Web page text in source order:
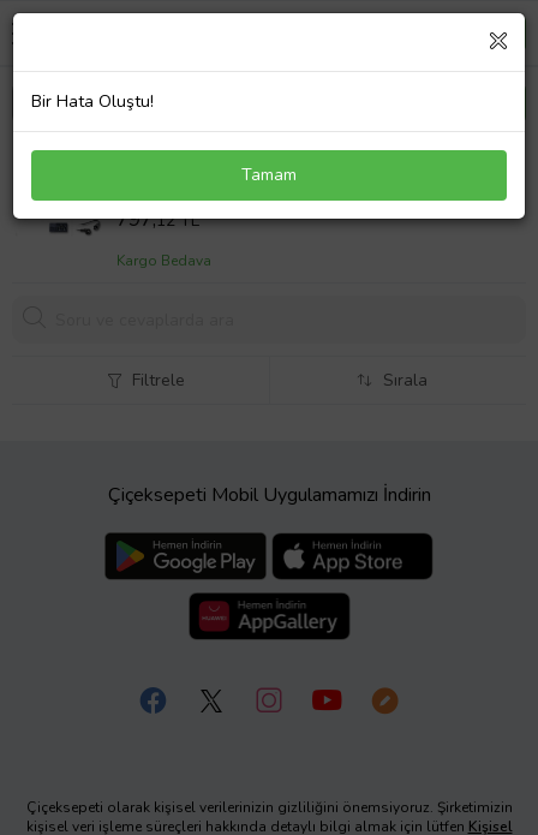
Compaq Presario CQ45-300 Serisi Notebook
Adaptör Laptop Şarj 65W
Sepet Fiyatı
797,12 TL
Kargo Bedava
Filtrele Sırala
Çiçeksepeti Mobil Uygulamamızı İndirin
Çiçeksepeti olarak kişisel verilerinizin gizliliğini önemsiyoruz. Şirketimizin
kişisel veri işleme süreçleri hakkında detaylı bilgi almak için lütfen Kişisel
Bir Hata Oluştu!
Tamam